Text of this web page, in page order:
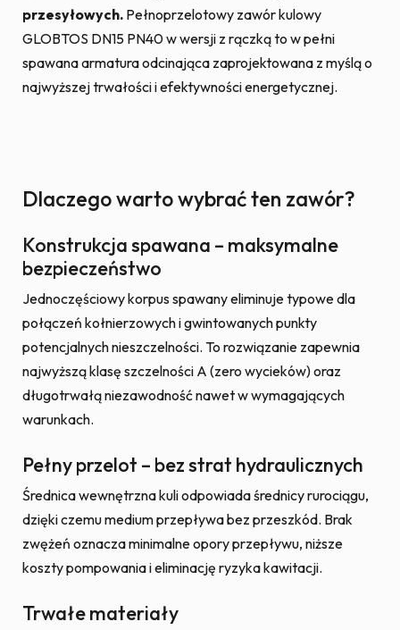
przesyłowych. Pełnoprzelotowy zawór kulowy
GLOBTOS DN15 PN40 w wersji z rączką to w pełni
spawana armatura odcinająca zaprojektowana z myślą o
najwyższej trwałości i efektywności energetycznej.
Dlaczego warto wybrać ten zawór?
Konstrukcja spawana – maksymalne
bezpieczeństwo
Jednoczęściowy korpus spawany eliminuje typowe dla
połączeń kołnierzowych i gwintowanych punkty
potencjalnych nieszczelności. To rozwiązanie zapewnia
najwyższą klasę szczelności A (zero wycieków) oraz
długotrwałą niezawodność nawet w wymagających
warunkach.
Pełny przelot – bez strat hydraulicznych
Średnica wewnętrzna kuli odpowiada średnicy rurociągu,
dzięki czemu medium przepływa bez przeszkód. Brak
zwężeń oznacza minimalne opory przepływu, niższe
koszty pompowania i eliminację ryzyka kawitacji.
Trwałe materiały